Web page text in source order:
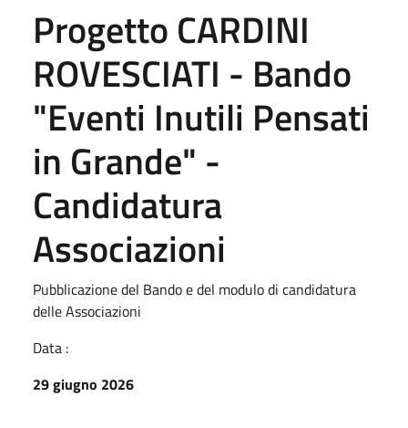
Progetto CARDINI
ROVESCIATI - Bando
"Eventi Inutili Pensati
in Grande" -
Candidatura
Associazioni
Pubblicazione del Bando e del modulo di candidatura
delle Associazioni
Data :
29 giugno 2026